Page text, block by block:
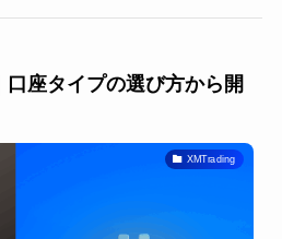
座タイプの選び方から開
XMTrading